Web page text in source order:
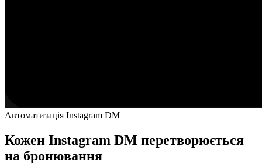
Автоматизація Instagram DM
Кожен Instagram DM перетворюється
на бронювання